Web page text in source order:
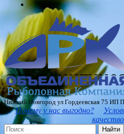
Нижний Новгород ул Гордеевская 75 ИП
Почему у нас выгодно?
качество
Найти